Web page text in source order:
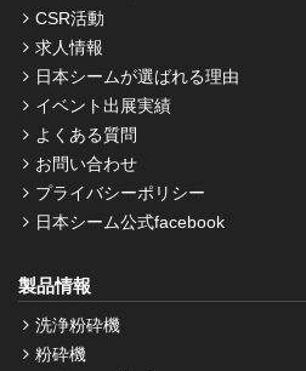
CSR活動
求人情報
日本シームが選ばれる理由
イベント出展実績
よくある質問
お問い合わせ
プライバシーポリシー
日本シーム公式facebook
製品情報
洗浄粉砕機
粉砕機